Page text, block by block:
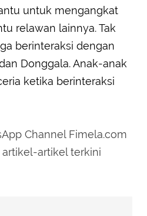
untuk mengangkat
relawan lainnya. Tak
berinteraksi dengan
Donggala. Anak-anak
ketika berinteraksi
Channel Fimela.com
artikel terkini